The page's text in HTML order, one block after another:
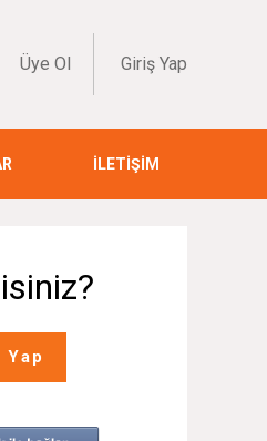
Üye Ol Giriş Yap
İLETİŞİM